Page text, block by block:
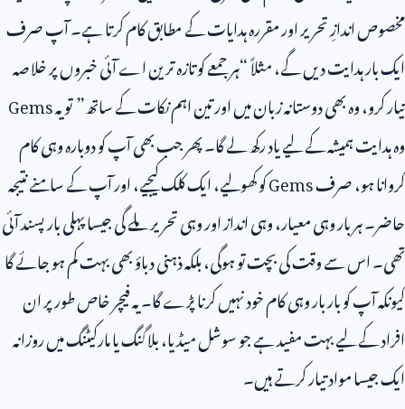
مخصوص اندازِ تحریر اور مقررہ ہدایات کے مطابق کام کرتا ہے۔ آپ صرف
ایک بار ہدایت دیں گے، مثلاً “ہر جمعے کو تازہ ترین اے آئی خبروں پر خلاصہ
تیار کرو، وہ بھی دوستانہ زبان میں اور تین اہم نکات کے ساتھ” تو یہGems
وہ ہدایت ہمیشہ کے لیے یاد رکھ لے گا۔ پھر جب بھی آپ کو دوبارہ وہی کام
کروانا ہو، صرفGemsکو کھولیے، ایک کلک کیجیے، اور آپ کے سامنے نتیجہ
حاضر۔ ہر بار وہی معیار، وہی انداز اور وہی تحریر ملے گی جیسا پہلی بار پسند آئی
تھی۔ اس سے وقت کی بچت تو ہوگی، بلکہ ذہنی دباؤ بھی بہت کم ہو جائے گا
کیونکہ آپ کو بار بار وہی کام خود نہیں کرنا پڑے گا۔ یہ فیچر خاص طور پر ان
افراد کے لیے بہت مفید ہے جو سوشل میڈیا، بلاگنگ یا مارکیٹنگ میں روزانہ
ایک جیسا مواد تیار کرتے ہیں۔